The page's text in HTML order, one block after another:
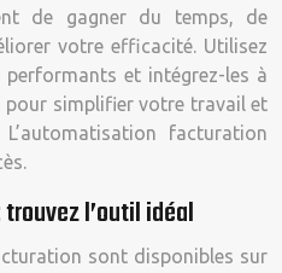
de gagner du temps, de
votre efficacité. Utilisez
et intégrez-les à
simplifier votre travail et
facturation
l’outil idéal
sont disponibles sur